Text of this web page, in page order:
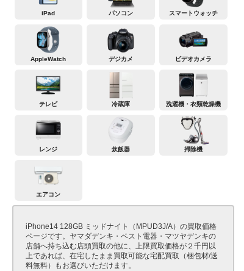
iPad パソコン スマートウォッチ
AppleWatch デジカメ ビデオカメラ
テレビ 冷蔵庫 洗濯機・衣類乾燥機
レンジ 炊飯器 掃除機
エアコン
iPhone14 128GB ミッドナイト（MPUD3J/A）の買取価格
ページです。ヤマダデンキ・ベスト電器・マツヤデンキの
店舗へ持ち込む店頭買取の他に、上限買取価格が２千円以
上であれば、在宅したまま買取可能な宅配買取（梱包材/送
料無料）もお選びいただけます。